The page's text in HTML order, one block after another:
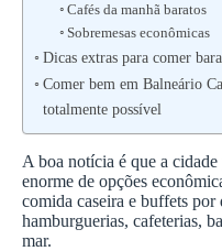
Cafés da manhã baratos
Sobremesas econômicas
Dicas extras para comer
Comer bem em Balneário
totalmente possível
A boa notícia é que a
enorme de opções
comida caseira e buffets por
hamburguerias, cafeterias,
mar.